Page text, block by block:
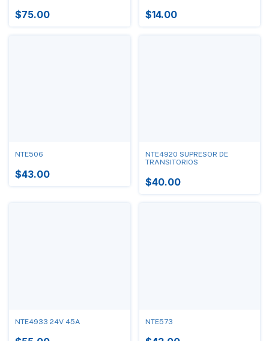
$75.00 $14.00
NTE506
$43.00
NTE4920 SUPRESOR DE
TRANSITORIOS
$40.00
NTE4933 24V 45A NTE573